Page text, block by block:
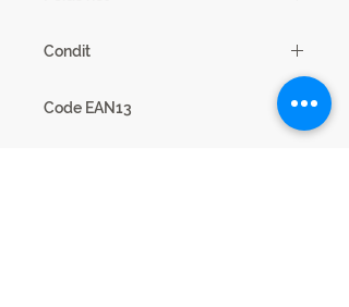
Condit
Code EAN13